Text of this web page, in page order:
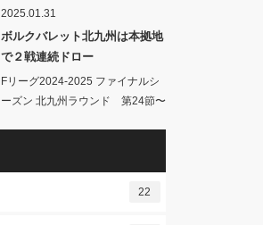
2025.01.31
ボルクバレット北九州は本拠地
で２戦連続ドロー
Fリーグ2024-2025 ファイナルシ
ーズン 北九州ラウンド 第24節〜
22